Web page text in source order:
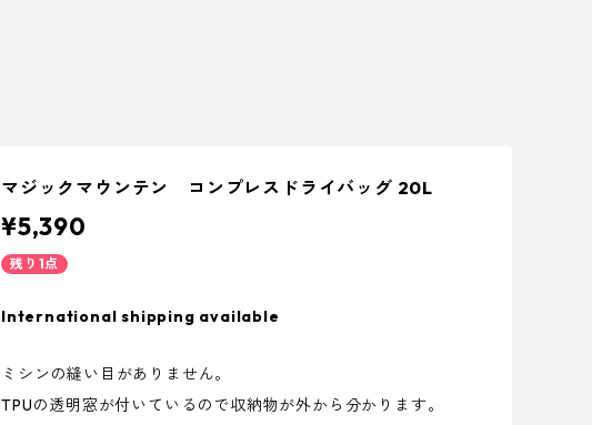
マジックマウンテン コンプレスドライバッグ 20L
¥5,390
残り1点
International shipping available
ミシンの縫い目がありません。
TPUの透明窓が付いているので収納物が外から分かります。